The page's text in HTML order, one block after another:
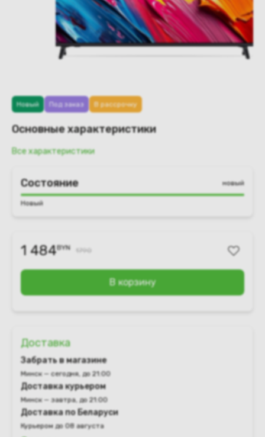
Новый Под заказ В рассрочку
Основные характеристики
Все характеристики
Состояние новый
Новый
1 484BYN 1790
В корзину
Доставка
Забрать в магазине
Минск — сегодня, до 21:00
Доставка курьером
Минск — завтра, до 21:00
Доставка по Беларуси
Курьером до 08 августа